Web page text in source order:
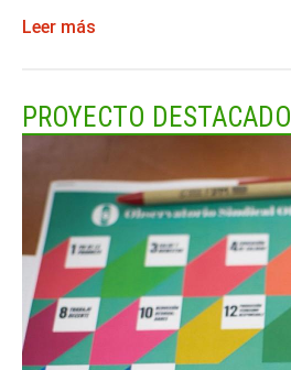
Leer más
PROYECTO DESTACADO